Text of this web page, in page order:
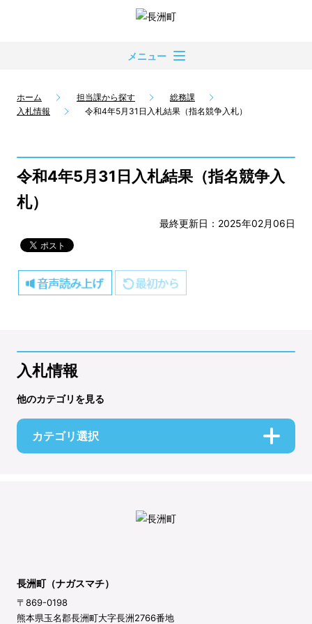
メニュー
ホーム 担当課から探す
総務課
入札情報
令和4年5月31日入札結果（指名競争入札）
令和4年5月31日入札結果（指名競争入
札）
最終更新日：2025年02月06日
入札情報
他のカテゴリを見る
カテゴリ選択
長洲町（ナガスマチ）
〒869-0198
熊本県玉名郡長洲町大字長洲2766番地